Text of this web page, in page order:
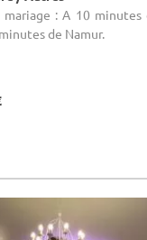
: A 10
de Namur.